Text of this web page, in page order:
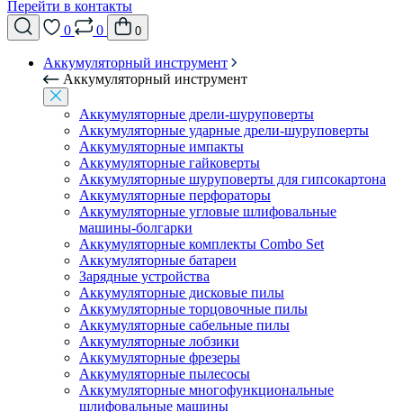
Перейти в контакты
0
0 0
Аккумуляторный инструмент
Аккумуляторный инструмент
Аккумуляторные дрели-шуруповерты
Аккумуляторные ударные дрели-шуруповерты
Аккумуляторные импакты
Аккумуляторные гайковерты
Аккумуляторные шуруповерты для гипсокартона
Аккумуляторные перфораторы
Аккумуляторные угловые шлифовальные
машины-болгарки
Аккумуляторные комплекты Combo Set
Аккумуляторные батареи
Зарядные устройства
Аккумуляторные дисковые пилы
Аккумуляторные торцовочные пилы
Аккумуляторные сабельные пилы
Аккумуляторные лобзики
Аккумуляторные фрезеры
Аккумуляторные пылесосы
Аккумуляторные многофункциональные
шлифовальные машины